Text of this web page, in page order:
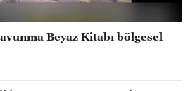
Beyaz Kitabı bölgesel